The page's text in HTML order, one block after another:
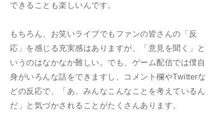
できることも楽しいんです。
もちろん、お笑いライブでもファンの皆さんの「反
応」を感じる充実感はありますが、「意見を聞く」と
いうのはなかなか難しい。でも、ゲーム配信では僕自
身がいろんな話をできますし、コメント欄やTwitterな
どの反応で、「あ、みんなこんなことを考えているん
だ」と気づかされることがたくさんあります。